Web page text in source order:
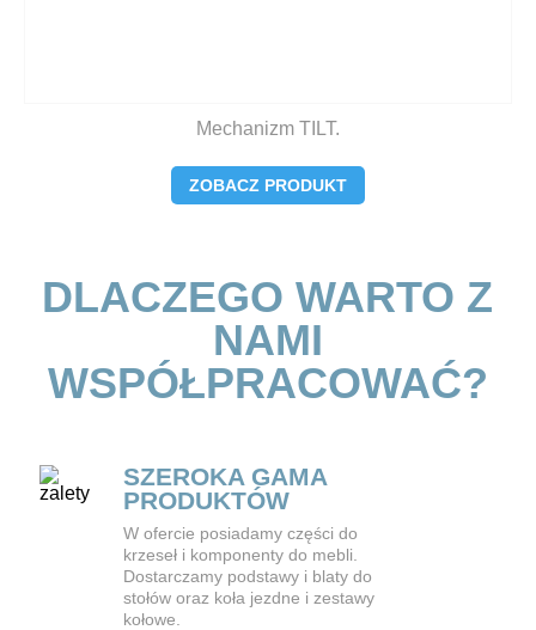
Mechanizm TILT.
ZOBACZ PRODUKT
DLACZEGO WARTO Z
NAMI
WSPÓŁPRACOWAĆ?
SZEROKA GAMA
PRODUKTÓW
W ofercie posiadamy części do
krzeseł i komponenty do mebli.
Dostarczamy podstawy i blaty do
stołów oraz koła jezdne i zestawy
kołowe.